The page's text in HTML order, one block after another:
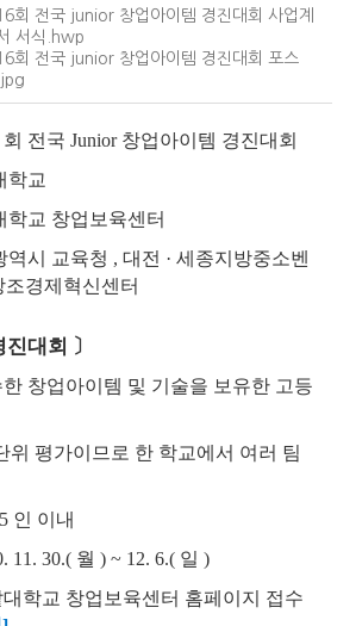
회 전국 junior 창업아이템 경진대회 사업계
서식.hwp
회 전국 junior 창업아이템 경진대회 포스
회 전국 Junior 창업아이템 경진대회
학교
학교 창업보육센터
역시 교육청 , 대전 · 세종지방중소벤
조경제혁신센터
진대회 〕
한 창업아이템 및 기술을 보유한 고등
위 평가이므로 한 학교에서 여러 팀
5 인 이내
11. 30.( 월 ) ~ 12. 6.( 일 )
대학교 창업보육센터 홈페이지 접수